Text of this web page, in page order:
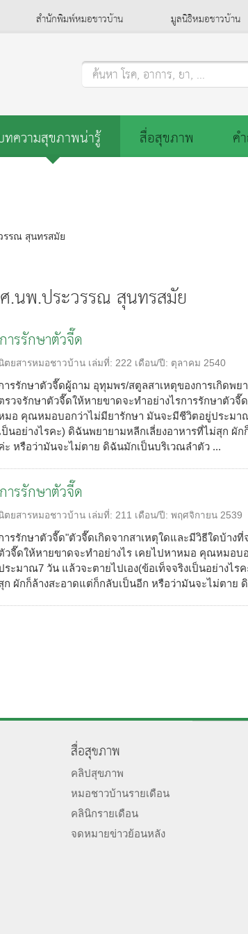
สำนักพิมพ์หมอชาวบ้าน มูลนิธิหมอชาวบ้าน
ค้นหา โรค, อาการ, ยา, ...
ความสุขภาพน่ารู้ สื่อสุขภาพ
ค
รณ สุนทรสมัย
ศ.นพ.ประวรรณ สุนทรสมัย
การรักษาตัวจี๊ด
ตยสารหมอชาวบ้าน เล่มที่: 222 เดือน/ปี: ตุลาคม 2540
ารรักษาตัวจี๊ดผู้ถาม อุทุมพร/สตูลสาเหตุของการเกิดพย
รวจรักษาตัวจี๊ดให้หายขาดจะทำอย่างไรการรักษาตัวจี๊
มอ คุณหมอบอกว่าไม่มียารักษา มันจะมีชีวิตอยู่ประมา
ป็นอย่างไรคะ) ดิฉันพยายามหลีกเลี่ยงอาหารที่ไม่สุก ผั
ะ หรือว่ามันจะไม่ตาย ดิฉันมักเป็นบริเวณลำตัว ...
การรักษาตัวจี๊ด
ตยสารหมอชาวบ้าน เล่มที่: 211 เดือน/ปี: พฤศจิกายน 2539
ารรักษาตัวจี๊ด"ตัวจี๊ดเกิดจากสาเหตุใดและมีวิธีใดบ้าง
วจี๊ดให้หายขาดจะทำอย่างไร เคยไปหาหมอ คุณหมอบ
ระมาณ7 วัน แล้วจะตายไปเอง(ข้อเท็จจริงเป็นอย่างไ
ก ผักก็ล้างสะอาดแต่ก็กลับเป็นอีก หรือว่ามันจะไม่ตาย
สื่อสุขภาพ
คลิปสุขภาพ
หมอชาวบ้านรายเดือน
คลินิกรายเดือน
จดหมายข่าวย้อนหลัง